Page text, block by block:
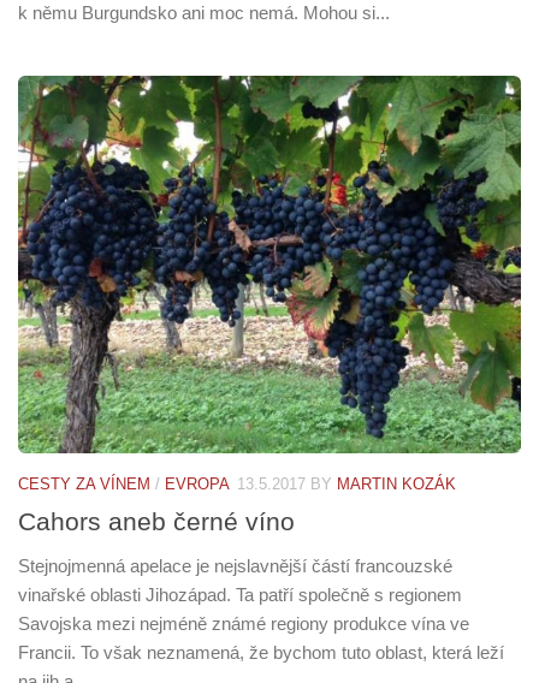
k němu Burgundsko ani moc nemá. Mohou si...
CESTY ZA VÍNEM / EVROPA 13.5.2017 BY MARTIN KOZÁK
Cahors aneb černé víno
Stejnojmenná apelace je nejslavnější částí francouzské
vinařské oblasti Jihozápad. Ta patří společně s regionem
Savojska mezi nejméně známé regiony produkce vína ve
Francii. To však neznamená, že bychom tuto oblast, která leží